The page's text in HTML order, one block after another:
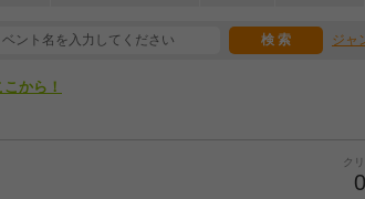
ジャ
半期編発表！
から！
ク
0